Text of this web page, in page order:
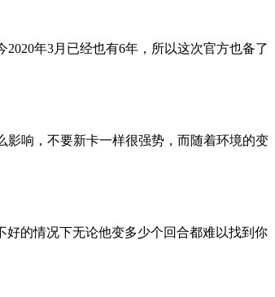
年3月已经也有6年，所以这次官方也备了
响，不要新卡一样很强势，而随着环境的变
的情况下无论他变多少个回合都难以找到你